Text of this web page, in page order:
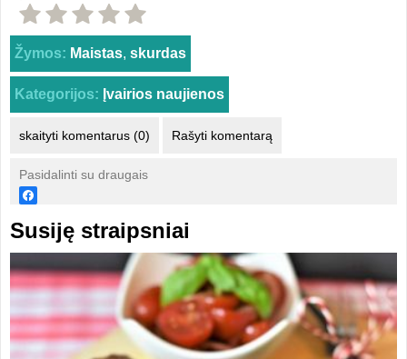
Žymos: Maistas, skurdas
Kategorijos: Įvairios naujienos
skaityti komentarus (0) Rašyti komentarą
Pasidalinti su draugais
Susiję straipsniai